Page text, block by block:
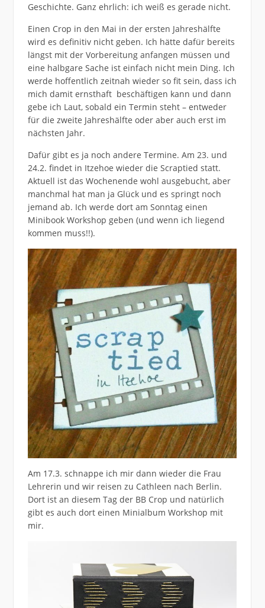
Geschichte. Ganz ehrlich: ich weiß es gerade nicht.
Einen Crop in den Mai in der ersten Jahreshälfte
wird es definitiv nicht geben. Ich hätte dafür bereits
längst mit der Vorbereitung anfangen müssen und
eine halbgare Sache ist einfach nicht mein Ding. Ich
werde hoffentlich zeitnah wieder so fit sein, dass ich
mich damit ernsthaft beschäftigen kann und dann
gebe ich Laut, sobald ein Termin steht – entweder
für die zweite Jahreshälfte oder aber auch erst im
nächsten Jahr.
Dafür gibt es ja noch andere Termine. Am 23. und
24.2. findet in Itzehoe wieder die Scraptied statt.
Aktuell ist das Wochenende wohl ausgebucht, aber
manchmal hat man ja Glück und es springt noch
jemand ab. Ich werde dort am Sonntag einen
Minibook Workshop geben (und wenn ich liegend
kommen muss!!).
Am 17.3. schnappe ich mir dann wieder die Frau
Lehrerin und wir reisen zu Cathleen nach Berlin.
Dort ist an diesem Tag der BB Crop und natürlich
gibt es auch dort einen Minialbum Workshop mit
mir.